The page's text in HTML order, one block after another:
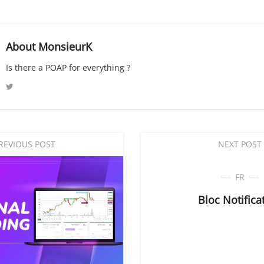
About MonsieurK
Is there a POAP for everything ?
POST NEXT POST
FR
Bloc